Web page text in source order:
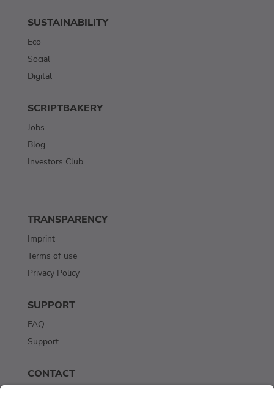
SUSTAINABILITY
Eco
Social
Digital
SCRIPTBAKERY
Jobs
Blog
Investors Club
TRANSPARENCY
Imprint
Terms of use
Privacy Policy
SUPPORT
FAQ
Support
CONTACT